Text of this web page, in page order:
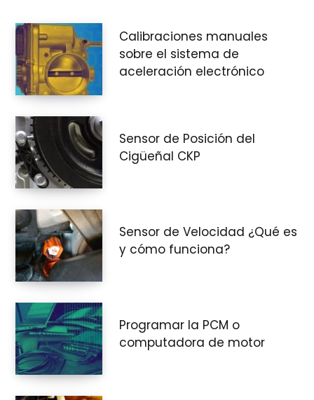
Calibraciones manuales
sobre el sistema de
aceleración electrónico
Sensor de Posición del
Cigüeñal CKP
Sensor de Velocidad ¿Qué es
y cómo funciona?
Programar la PCM o
computadora de motor